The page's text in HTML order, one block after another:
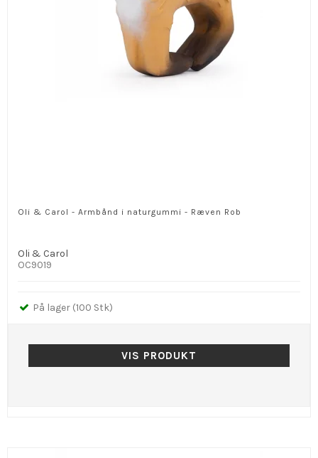
Oli & Carol - Armbånd i naturgummi - Ræven Rob
Oli & Carol
OC9019
På lager (100 Stk)
VIS PRODUKT